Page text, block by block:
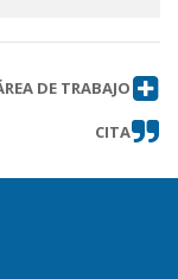
DE TRABAJO
CITA